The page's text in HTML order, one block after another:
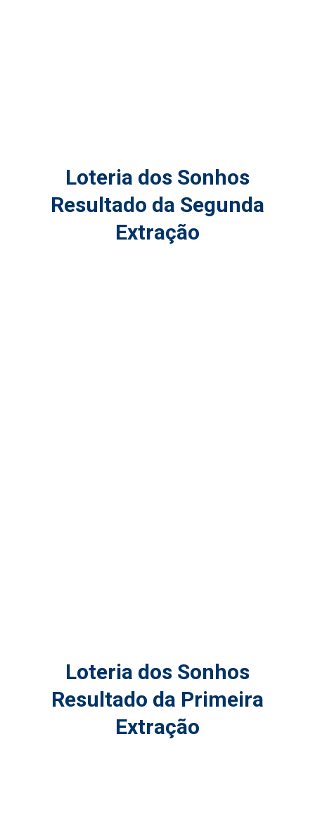
Loteria dos Sonhos
Resultado da Segunda
Extração
Loteria dos Sonhos
Resultado da Primeira
Extração